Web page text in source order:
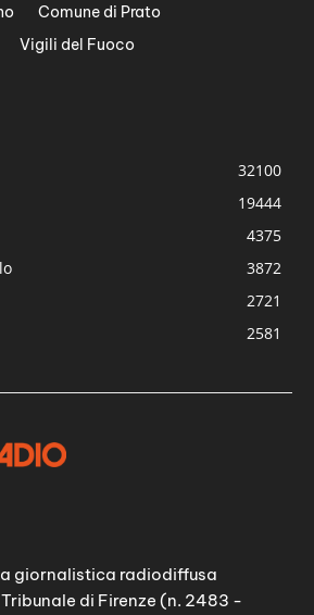
Comune di Prato
Vigili del Fuoco
32100
19444
4375
3872
2721
2581
giornalistica radiodiffusa
di Firenze (n. 2483 -